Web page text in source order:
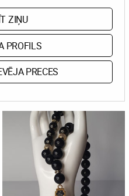
ZIŅU
PROFILS
PRECES